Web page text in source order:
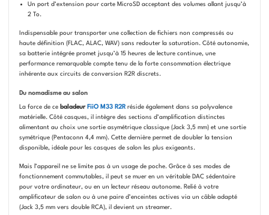
Un port d’extension pour carte MicroSD acceptant des volumes allant jusqu’à
2 To.
Indispensable pour transporter une collection de fichiers non compressés ou
haute définition (FLAC, ALAC, WAV) sans redouter la saturation. Côté autonomie,
sa batterie intégrée promet jusqu’à 15 heures de lecture continue, une
performance remarquable compte tenu de la forte consommation électrique
inhérente aux circuits de conversion R2R discrets.
Du nomadisme au salon
La force de ce baladeur FiiO M33 R2Rréside également dans sa polyvalence
matérielle. Côté casques, il intègre des sections d’amplification distinctes
alimentant au choix une sortie asymétrique classique (Jack 3,5 mm) et une sortie
symétrique (Pentaconn 4,4 mm). Cette dernière permet de doubler la tension
disponible, idéale pour les casques de salon les plus exigeants.
Mais l’appareil ne se limite pas à un usage de poche. Grâce à ses modes de
fonctionnement commutables, il peut se muer en un véritable DAC sédentaire
pour votre ordinateur, ou en un lecteur réseau autonome. Relié à votre
amplificateur de salon ou à une paire d’enceintes actives via un câble adapté
(Jack 3,5 mm vers double RCA), il devient un streamer.